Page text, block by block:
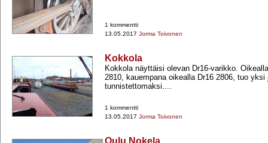
1 kommentti
13.05.2017 Jorma Toivonen
Kokkola
Kokkola näyttäisi olevan Dr16-​varikko.
2810, kauempana oikealla Dr16 2806, tuo yksi
tunnistettomaksi....
1 kommentti
13.05.2017 Jorma Toivonen